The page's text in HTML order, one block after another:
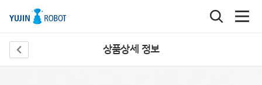
상품상세 정보